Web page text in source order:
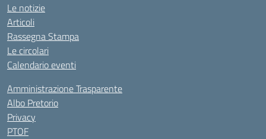
Le notizie
Articoli
Rassegna Stampa
Le circolari
Calendario eventi
Amministrazione Trasparente
Albo Pretorio
Privacy
PTOF